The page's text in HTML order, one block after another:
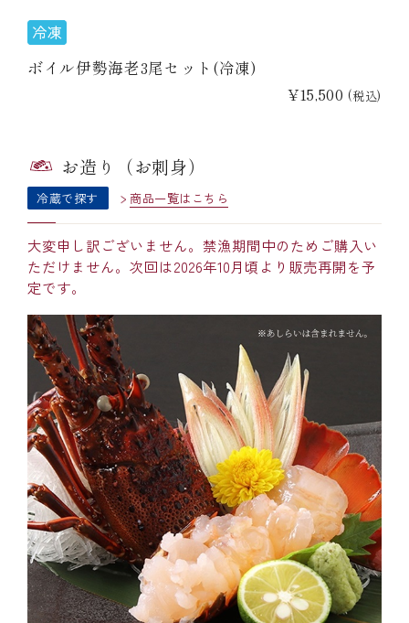
ボイル伊勢海老3尾セット(冷凍)
¥15,500 (税込)
お造り（お刺身）
冷蔵で探す 商品一覧はこちら
大変申し訳ございません。禁漁期間中のためご購入い
ただけません。次回は2026年10月頃より販売再開を予
定です。